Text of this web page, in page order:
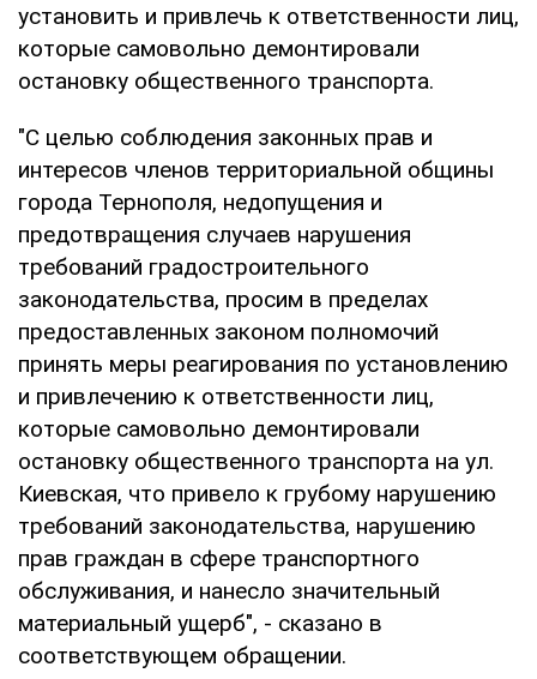
установить и привлечь к ответственности лиц,
которые самовольно демонтировали
остановку общественного транспорта.
"С целью соблюдения законных прав и
интересов членов территориальной общины
города Тернополя, недопущения и
предотвращения случаев нарушения
требований градостроительного
законодательства, просим в пределах
предоставленных законом полномочий
принять меры реагирования по установлению
и привлечению к ответственности лиц,
которые самовольно демонтировали
остановку общественного транспорта на ул.
Киевская, что привело к грубому нарушению
требований законодательства, нарушению
прав граждан в сфере транспортного
обслуживания, и нанесло значительный
материальный ущерб", - сказано в
соответствующем обращении.